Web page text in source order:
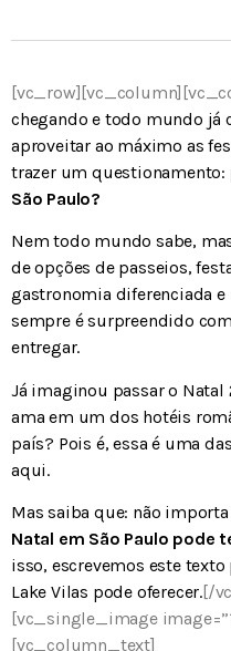
chegando e todo mundo já
aproveitar ao máximo as
trazer um questionamento:
São Paulo?
Nem todo mundo sabe,
de opções de passeios,
gastronomia diferenciada
sempre é surpreendido
entregar.
Já imaginou passar o Natal
ama em um dos hotéis
país? Pois é, essa é uma
aqui.
Mas saiba que: não
Natal em São Paulo pode
isso, escrevemos este
Lake Vilas pode oferecer.[/
[vc_single_image
[vc_column_text]